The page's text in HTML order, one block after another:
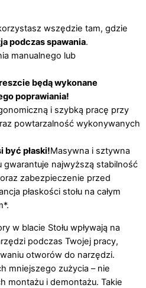
wszędzie tam, gdzie
podczas spawania.
manualnego lub
będą wykonane
poprawiania!
i szybką pracę przy
powtarzalność wykonywanych
być płaski!Masywna i sztywna
gwarantuje najwyższą stabilność
zabezpieczenie przed
płaskości stołu na całym
w blacie Stołu wpływają na
podczas Twojej pracy,
otworów do narzędzi.
mniejszego zużycia – nie
montażu i demontażu. Takie